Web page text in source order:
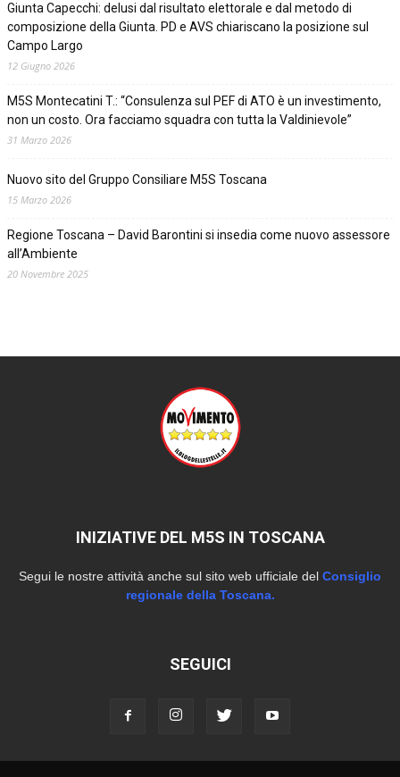
Giunta Capecchi: delusi dal risultato elettorale e dal metodo di
composizione della Giunta. PD e AVS chiariscano la posizione sul
Campo Largo
12 Giugno 2026
M5S Montecatini T.: “Consulenza sul PEF di ATO è un investimento,
non un costo. Ora facciamo squadra con tutta la Valdinievole”
31 Marzo 2026
Nuovo sito del Gruppo Consiliare M5S Toscana
15 Marzo 2026
Regione Toscana – David Barontini si insedia come nuovo assessore
all’Ambiente
20 Novembre 2025
INIZIATIVE DEL M5S IN TOSCANA
Segui le nostre attività anche sul sito web ufficiale del Consiglio
regionale della Toscana.
SEGUICI